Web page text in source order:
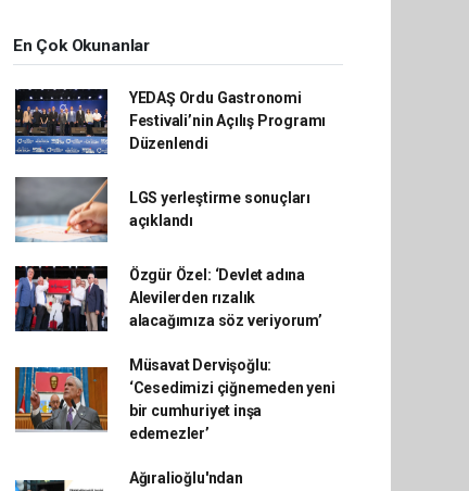
En Çok Okunanlar
YEDAŞ Ordu Gastronomi
Festivali’nin Açılış Programı
Düzenlendi
LGS yerleştirme sonuçları
açıklandı
Özgür Özel: ‘Devlet adına
Alevilerden rızalık
alacağımıza söz veriyorum’
Müsavat Dervişoğlu:
‘Cesedimizi çiğnemeden yeni
bir cumhuriyet inşa
edemezler’
Ağıralioğlu'ndan